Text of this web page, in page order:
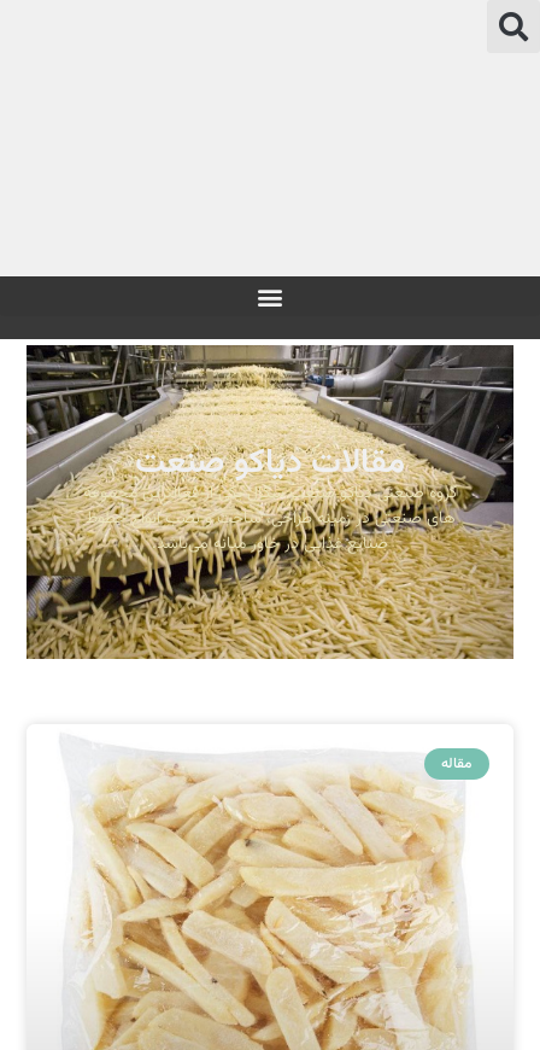
مقالات دیاکو صنعت
گروه صنعتی دیاکو صنعت سگال یکی از فعالترین مجموعه
های صنعتی در زمینه طراحی، ساخت و نصب انواع خطوط
صنایع غذایی در خاور میانه می‌باشد.
مقاله